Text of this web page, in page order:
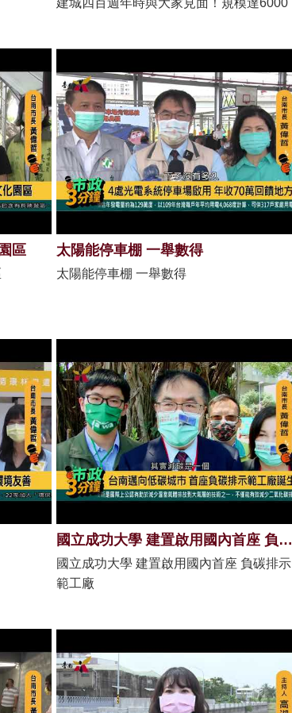
建城四百週年時與大家見面！規模達6000
民朋友們拭目以待！
區 太陽能停車棚 一舉數得
太陽能停車棚 一舉數得
國立成功大學 建置啟用國內首座 負碳排示範工廠
國立成功大學 建置啟用國內首座 負碳排示
範工廠